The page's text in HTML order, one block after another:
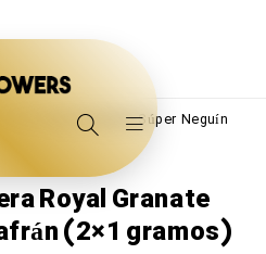
Royal Granate
(2×1 gramos)
Royal Granate Súper Neguín